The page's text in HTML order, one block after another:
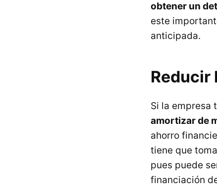
obtener un
este
anticipada.
Reducir
Si la empresa
amortizar de
ahorro
tiene que
pues puede
financiación